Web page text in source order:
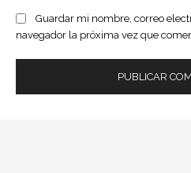
Guardar mi nombre, correo
navegador la próxima vez que